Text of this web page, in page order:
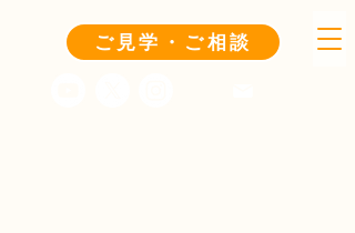
ご見学・ご相談